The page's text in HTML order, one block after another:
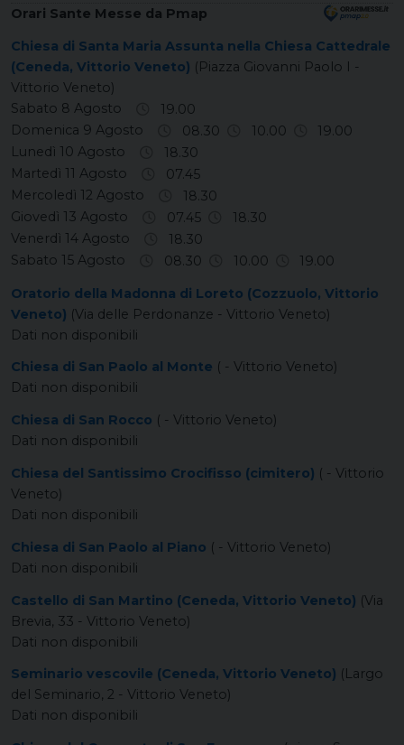
Orari Sante Messe da Pmap
Chiesa di Santa Maria Assunta nella Chiesa Cattedrale
(Ceneda, Vittorio Veneto) (Piazza Giovanni Paolo I -
Vittorio Veneto)
Sabato 8 Agosto
19.00
Domenica 9 Agosto
08.30 10.00
19.00
Lunedì 10 Agosto
18.30
Martedì 11 Agosto
07.45
Mercoledì 12 Agosto
18.30
Giovedì 13 Agosto
07.45
18.30
Venerdì 14 Agosto
18.30
Sabato 15 Agosto
08.30 10.00
19.00
Oratorio della Madonna di Loreto (Cozzuolo, Vittorio
Veneto) (Via delle Perdonanze - Vittorio Veneto)
Dati non disponibili
Chiesa di San Paolo al Monte ( - Vittorio Veneto)
Dati non disponibili
Chiesa di San Rocco ( - Vittorio Veneto)
Dati non disponibili
Chiesa del Santissimo Crocifisso (cimitero) ( - Vittorio
Veneto)
Dati non disponibili
Chiesa di San Paolo al Piano ( - Vittorio Veneto)
Dati non disponibili
Castello di San Martino (Ceneda, Vittorio Veneto) (Via
Brevia, 33 - Vittorio Veneto)
Dati non disponibili
Seminario vescovile (Ceneda, Vittorio Veneto) (Largo
del Seminario, 2 - Vittorio Veneto)
Dati non disponibili